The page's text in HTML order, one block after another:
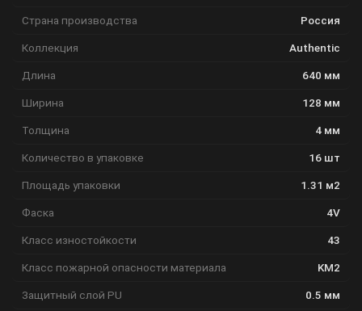
Страна производства Россия
Коллекция Authentic
Длина 640 мм
Ширина 128 мм
Толщина 4 мм
Количество в упаковке 16 шт
Площадь упаковки 1.31 м2
Фаска 4V
Класс изностойкости 43
Класс пожарной опасности материала KM2
Защитный слой PU 0.5 мм